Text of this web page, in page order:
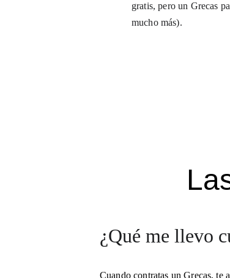
gratis, pero un Grecas
mucho más).
¿Qué me llevo
Cuando contratas un Grecas, te